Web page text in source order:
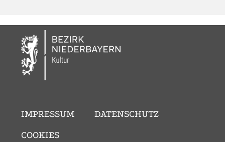
IMPRESSUM
DATENSCHUTZ
COOKIES